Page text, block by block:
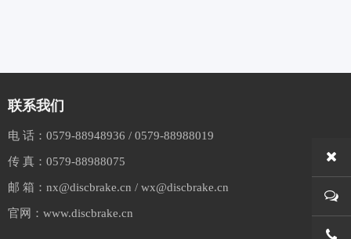
联系我们
电 话： 0579-88948936 / 0579-88988019
传 真： 0579-88988075
邮 箱： nx@discbrake.cn / wx@discbrake.cn
官网： www.discbrake.cn